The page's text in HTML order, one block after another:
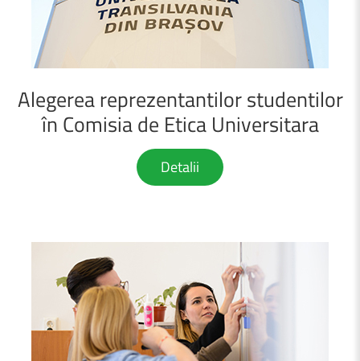
Alegereareprezentantilorstudentilor
în Comisiade Etica Universitara
Detalii